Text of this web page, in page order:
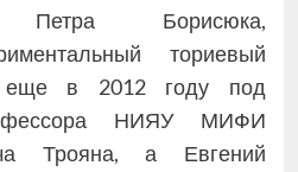
Борисюка,
ториевый
еще в 2012 году под
НИЯУ МИФИ
Трояна, а Евгений